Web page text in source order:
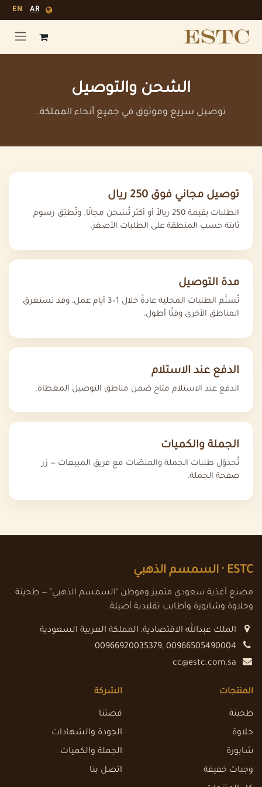
AR
EN
الشحن والتوصيل
توصيل سريع وموثوق في جميع أنحاء المملكة.
توصيل مجاني فوق 250 ريال
الطلبات بقيمة 250 ريالاً أو أكثر تُشحن مجانًا. وتُطبّق رسوم
ثابتة حسب المنطقة على الطلبات الأصغر.
مدة التوصيل
تُسلَّم الطلبات المحلية عادةً خلال 1–3 أيام عمل، وقد تستغرق
المناطق الأخرى وقتًا أطول.
الدفع عند الاستلام
الدفع عند الاستلام متاح ضمن مناطق التوصيل المغطاة.
الجملة والكميات
تُجدوَل طلبات الجملة والمنصّات مع فريق المبيعات — زر
صفحة الجملة.
ESTC · السمسم الذهبي
مصنع أغذية سعودي متميز وموطن "السمسم الذهبي" — طحينة
وحلاوة وشابورة وأطايب تقليدية أصيلة.
الملك عبدالله الاقتصادية, المملكة العربية السعودية
00966920035379, 00966505490004
cc@estc.com.sa
المنتجات
طحينة
حلاوة
شابورة
وجبات خفيفة
الشركة
قصتنا
الجودة والشهادات
الجملة والكميات
اتصل بنا